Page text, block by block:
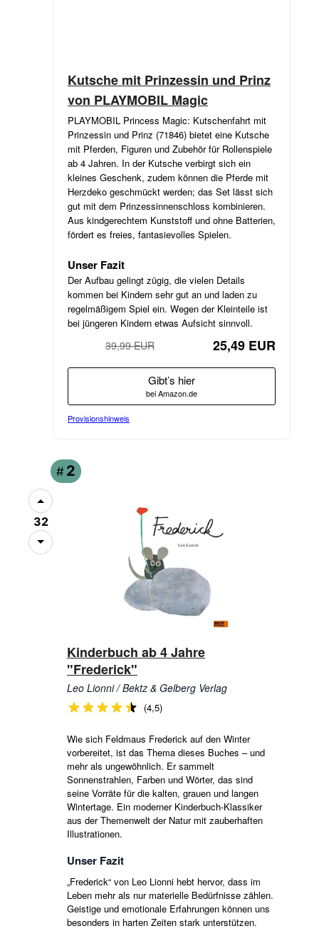
Kutsche mit Prinzessin und Prinz
von PLAYMOBIL Magic
PLAYMOBIL Princess Magic: Kutschenfahrt mit
Prinzessin und Prinz (71846) bietet eine Kutsche
mit Pferden, Figuren und Zubehör für Rollenspiele
ab 4 Jahren. In der Kutsche verbirgt sich ein
kleines Geschenk, zudem können die Pferde mit
Herzdeko geschmückt werden; das Set lässt sich
gut mit dem Prinzessinnenschloss kombinieren.
Aus kindgerechtem Kunststoff und ohne Batterien,
fördert es freies, fantasievolles Spielen.
Unser Fazit
Der Aufbau gelingt zügig, die vielen Details
kommen bei Kindern sehr gut an und laden zu
regelmäßigem Spiel ein. Wegen der Kleinteile ist
bei jüngeren Kindern etwas Aufsicht sinnvoll.
39,99 EUR 25,49 EUR
Gibt’s hier
bei Amazon.de
Provisionshinweis
# 2
32
Kinderbuch ab 4 Jahre
"Frederick"
Leo Lionni / Bektz & Gelberg Verlag
(4,5)
Wie sich Feldmaus Frederick auf den Winter
vorbereitet, ist das Thema dieses Buches – und
mehr als ungewöhnlich. Er sammelt
Sonnenstrahlen, Farben und Wörter, das sind
seine Vorräte für die kalten, grauen und langen
Wintertage. Ein moderner Kinderbuch-Klassiker
aus der Themenwelt der Natur mit zauberhaften
Illustrationen.
Unser Fazit
„Frederick“ von Leo Lionni hebt hervor, dass im
Leben mehr als nur materielle Bedürfnisse zählen.
Geistige und emotionale Erfahrungen können uns
besonders in harten Zeiten stark unterstützen.